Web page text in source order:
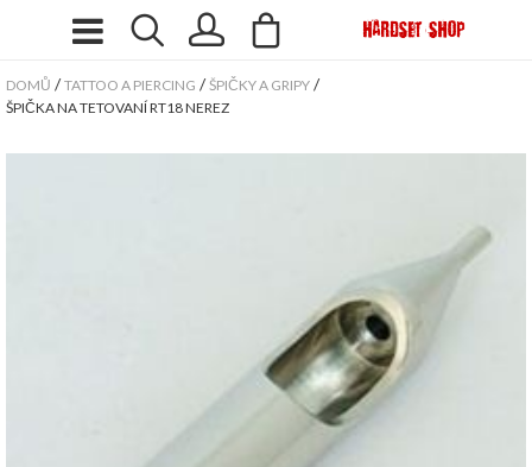
DOMŮ /TATTOO A PIERCING /ŠPIČKY A GRIPY /
ŠPIČKA NA TETOVANÍ RT18 NEREZ